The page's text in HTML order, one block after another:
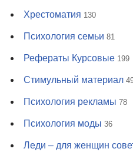
Хрестоматия 130
Психология семьи 81
Рефераты Курсовые 199
Стимульный материал
Психология рекламы 78
Психология моды 36
Леди – для женщин